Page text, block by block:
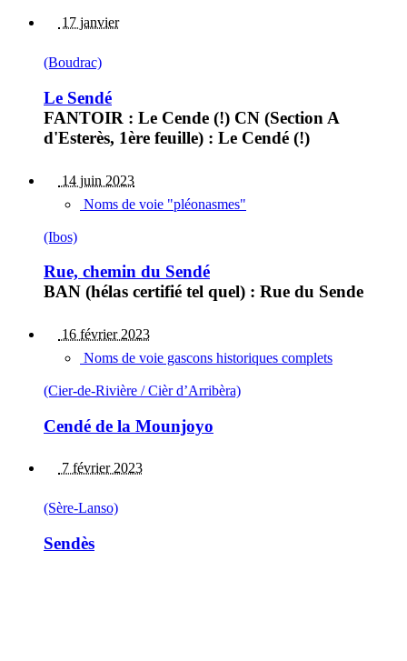
17 janvier
(Boudrac)
Le Sendé
FANTOIR : Le Cende (!) CN (Section A
d'Esterès, 1ère feuille) : Le Cendé (!)
14 juin 2023
Noms de voie "pléonasmes"
(Ibos)
Rue, chemin du Sendé
BAN (hélas certifié tel quel) : Rue du Sende
16 février 2023
Noms de voie gascons historiques complets
(Cier-de-Rivière / Cièr d’Arribèra)
Cendé de la Mounjoyo
7 février 2023
(Sère-Lanso)
Sendès